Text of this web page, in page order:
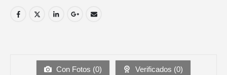
Con Fotos (0) Verificados (0)